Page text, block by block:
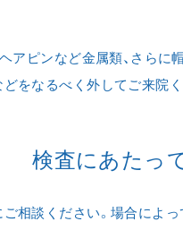
ヘアピンなど金属類、さら
をなるべく外してご来院く
検査にあたっ
相談ください。場合によ